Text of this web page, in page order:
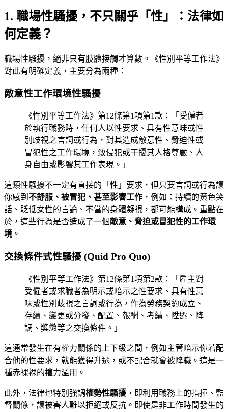
1. 職場性騷擾，不只關乎「性」：法律如
何定義？
職場性騷擾，絕非只有肢體接觸才算數。《性別平等工作法》
對此有明確定義，主要分為兩種：
敵意性工作環境性騷擾
《性別平等工作法》第12條第1項第1款：「受僱者
於執行職務時，任何人以性要求、具有性意味或性
別歧視之言詞或行為，對其造成敵意性、脅迫性或
冒犯性之工作環境，致侵犯或干擾其人格尊嚴、人
身自由或影響其工作表現。」
這類性騷擾不一定有直接的「性」要求，但只要言詞或行為讓
你感到 不舒服、被冒犯、甚至影響工作 ，例如：持續的黃色笑
話、貶低女性的言論、不當的身體凝視，都可能構成。重點在
於，這些行為是否造成了一個敵意、脅迫或冒犯性的工作環
境 。
交換條件式性騷擾 (Quid Pro Quo)
《性別平等工作法》第12條第1項第2款：「雇主對
受僱者或求職者為明示或暗示之性要求、具有性意
味或性別歧視之言詞或行為，作為勞務契約成立、
存續、變更或分發、配置、報酬、考績、陞遷、降
調、獎懲等之交換條件。」
這通常發生在有權力關係的上下級之間，例如主管暗示你若配
合他的性要求，就能獲得升遷，或不配合就會被降職。這是一
種赤裸裸的權力濫用。
此外，法律也特別強調權勢性騷擾 ，即利用職務上的指揮、監
督關係，讓被害人難以拒絕或反抗。即使是非工作時間發生的